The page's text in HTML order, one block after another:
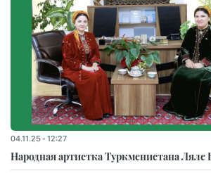
04.11.25 - 12:27
Народная артистка Туркменистана Ляле